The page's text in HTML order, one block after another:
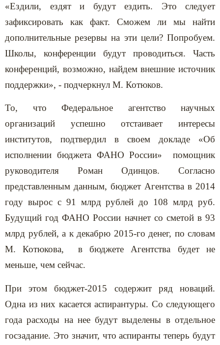
«Ездили, ездят и будут ездить. Это следует
зафиксировать как факт. Сможем ли мы найти
дополнительные резервы на эти цели? Попробуем.
Школы, конференции будут проводиться. Часть
конференций, возможно, найдем внешние источник
поддержки», - подчеркнул М. Котюков.
То, что Федеральное агентство научных
организаций успешно отстаивает интересы
институтов, подтвердил в своем докладе «Об
исполнении бюджета ФАНО России» помощник
руководителя Роман Одинцов. Согласно
представленным данным, бюджет Агентства в 2014
году вырос с 91 млрд рублей до 108 млрд руб.
Будущий год ФАНО России начнет со сметой в 93
млрд рублей, а к декабрю 2015-го денег, по словам
М. Котюкова, в бюджете Агентства будет не
меньше, чем сейчас.
При этом бюджет-2015 содержит ряд новаций.
Одна из них касается аспирантуры. Со следующего
года расходы на нее будут выделены в отдельное
госзадание. Это значит, что аспиранты теперь будут